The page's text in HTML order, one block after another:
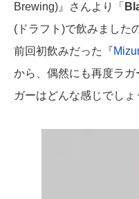
Brewing)』さんより「
(ドラフト)で飲みました
前回初飲みだった『
から、偶然にも再度ラ
ガーはどんな感じでしょ